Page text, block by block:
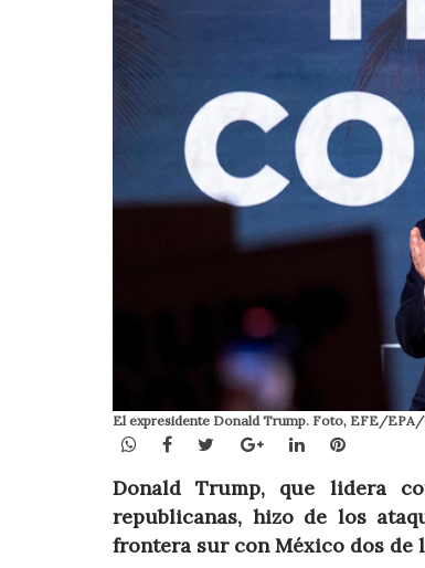
El expresidente Donald Trump. Foto, EFE/
WhatsApp
Facebook
TwitterGoogle+LinkedInPinterest
Donald Trump, que lidera
republicanas, hizo de los
frontera sur con México dos de